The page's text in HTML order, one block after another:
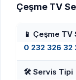
Çeşme TV
📱 Çeşme
0 232 326 32
🛠️ Servis Tipi